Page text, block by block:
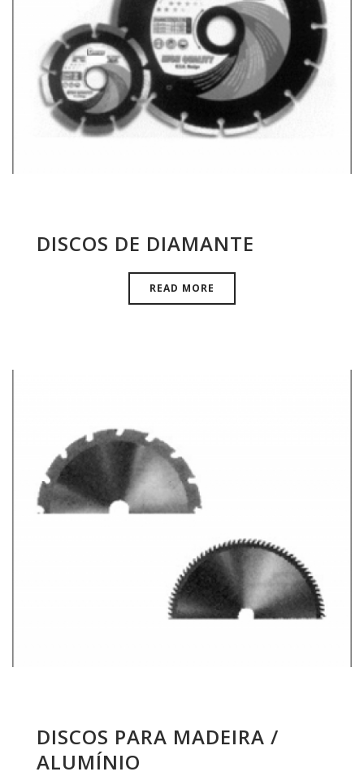
DISCOS DE DIAMANTE
READ MORE
DISCOS PARA MADEIRA /
ALUMÍNIO